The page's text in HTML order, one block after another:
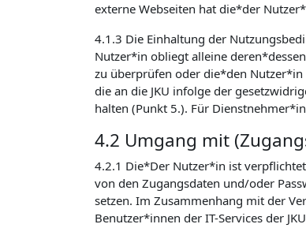
externe Webseiten hat die*der
4.1.3 Die Einhaltung der
Nutzer*in obliegt alleine
zu überprüfen oder die*den Nutzer*in
die an die JKU infolge der
halten (Punkt 5.). Für
4.2 Umgang mit
4.2.1 Die*Der Nutzer*in ist
von den Zugangsdaten und/oder
setzen. Im Zusammenhang mit der
Benutzer*innen der IT-Services der